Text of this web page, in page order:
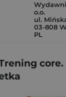
o.o.
ul.
03-808
PL
core.